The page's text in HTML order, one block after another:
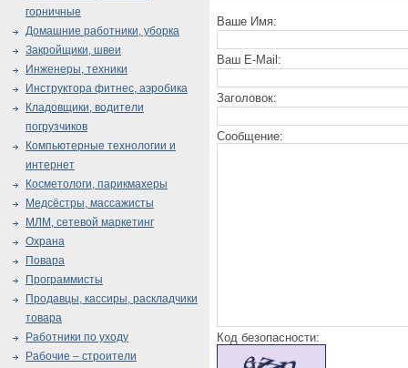
Ваше Имя:
Ваш E-Mail:
Заголовок:
Сообщение:
Код безопасности:
горничные
Домашние работники, уборка
Закройщики, швеи
Инженеры, техники
Инструктора фитнес, аэробика
Кладовщики, водители
погрузчиков
Компьютерные технологии и
интернет
Косметологи, парикмахеры
Медсёстры, массажисты
МЛМ, сетевой маркетинг
Охрана
Повара
Программисты
Продавцы, кассиры, раскладчики
товара
Работники по уходу
Рабочие – строители